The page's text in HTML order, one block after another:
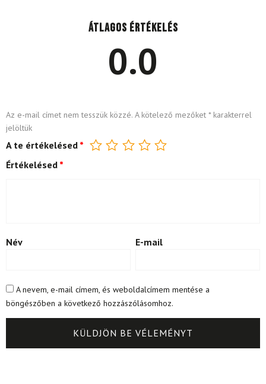
Átlagos értékelés
0.0
Az e-mail címet nem tesszük közzé. A kötelező mezőket *karakterrel
jelöltük
A te értékelésed *
Értékelésed *
Név E-mail
A nevem, e-mail címem, és weboldalcímem mentése a
böngészőben a következő hozzászólásomhoz.